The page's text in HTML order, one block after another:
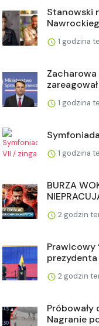
Stanowski
1 godzina
Zacharowa
1 godzina
1 godzina
BURZA
2 godzin
Prawicowy
2 godzin
Nagranie